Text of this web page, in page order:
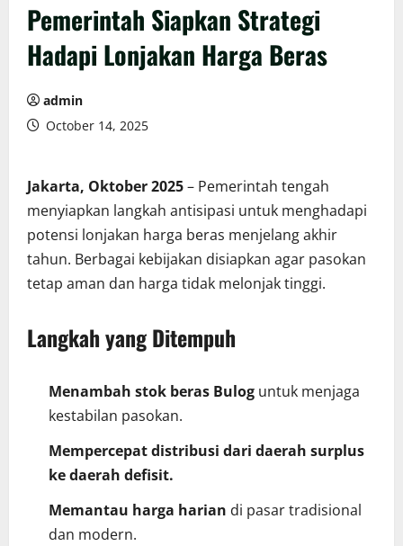
Pemerintah Siapkan Strategi
Hadapi Lonjakan Harga Beras
admin
October 14, 2025
Jakarta, Oktober 2025– Pemerintah tengah
menyiapkan langkah antisipasi untuk menghadapi
potensi lonjakan harga beras menjelang akhir
tahun. Berbagai kebijakan disiapkan agar pasokan
tetap aman dan harga tidak melonjak tinggi.
Langkah yang Ditempuh
Menambah stok beras Bulog untuk menjaga
kestabilan pasokan.
Mempercepat distribusi dari daerah surplus
ke daerah defisit.
Memantau harga harian di pasar tradisional
dan modern.